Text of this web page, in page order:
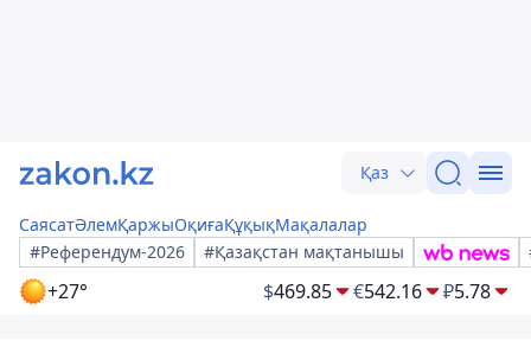
Қаз
СаясатӘлемҚаржыОқиғаҚұқықМақалалар
#Референдум-2026
#Қазақстан мақтанышы
+27° $469.85 €542.16 ₽5.78